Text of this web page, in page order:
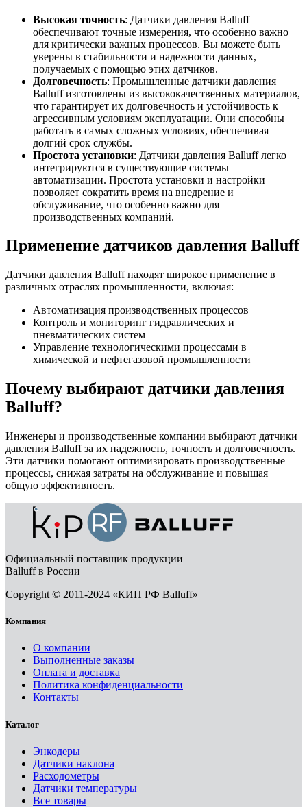
Высокая точность: Датчики давления Balluff
обеспечивают точные измерения, что особенно важно
для критически важных процессов. Вы можете быть
уверены в стабильности и надежности данных,
получаемых с помощью этих датчиков.
Долговечность: Промышленные датчики давления
Balluff изготовлены из высококачественных материалов,
что гарантирует их долговечность и устойчивость к
агрессивным условиям эксплуатации. Они способны
работать в самых сложных условиях, обеспечивая
долгий срок службы.
Простота установки: Датчики давления Balluff легко
интегрируются в существующие системы
автоматизации. Простота установки и настройки
позволяет сократить время на внедрение и
обслуживание, что особенно важно для
производственных компаний.
Применение датчиков давления Balluff
Датчики давления Balluff находят широкое применение в
различных отраслях промышленности, включая:
Автоматизация производственных процессов
Контроль и мониторинг гидравлических и
пневматических систем
Управление технологическими процессами в
химической и нефтегазовой промышленности
Почему выбирают датчики давления
Balluff?
Инженеры и производственные компании выбирают датчики
давления Balluff за их надежность, точность и долговечность.
Эти датчики помогают оптимизировать производственные
процессы, снижая затраты на обслуживание и повышая
общую эффективность.
Официальный поставщик продукции
Balluff в России
Copyright © 2011-2024 «КИП РФ Balluff»
Компания
О компании
Выполненные заказы
Оплата и доставка
Политика конфиденциальности
Контакты
Каталог
Энкодеры
Датчики наклона
Расходометры
Датчики температуры
Все товары